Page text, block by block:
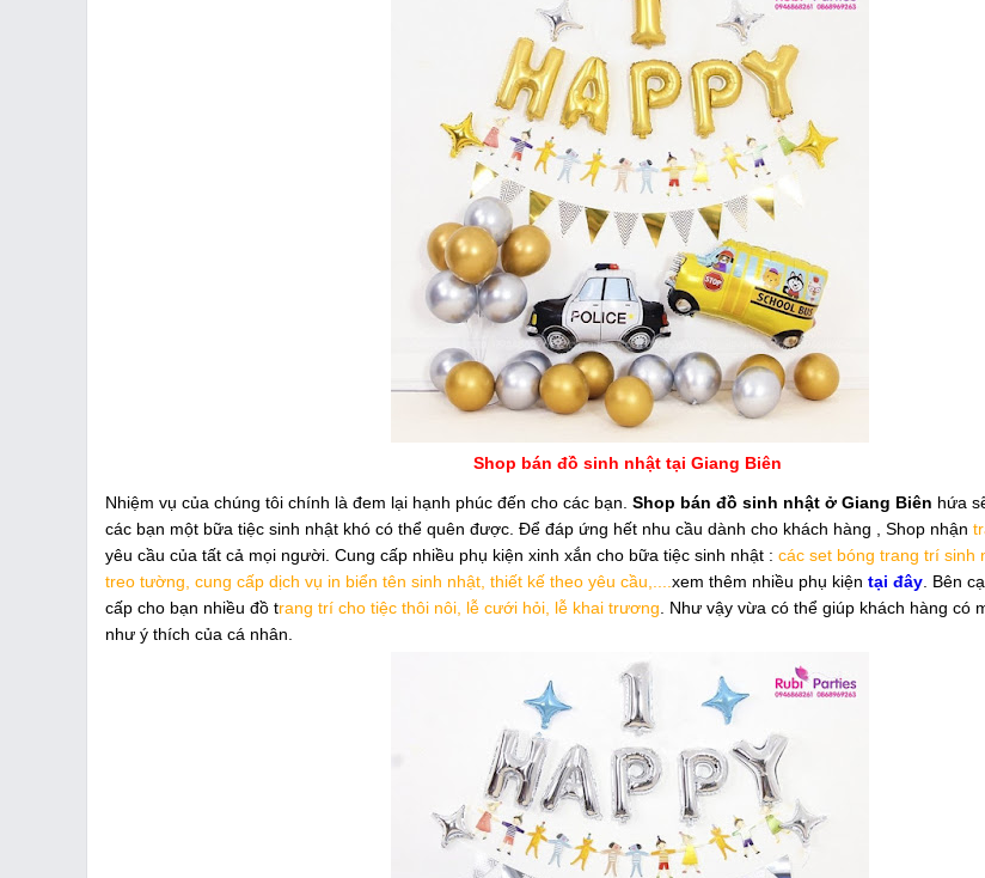
Shop bán đồ sinh nhật tại Giang Biên
Nhiệm vụ của chúng tôi chính là đem lại hạnh phúc đến cho các bạn. Shop bán đồ sinh nhật ở Giang Biên hứa
các bạn một bữa tiệc sinh nhật khó có thể quên được. Để đáp ứng hết nhu cầu dành cho khách hàng , Shop nhận
yêu cầu của tất cả mọi người. Cung cấp nhiều phụ kiện xinh xắn cho bữa tiệc sinh nhật : các set bóng trang trí sinh
treo tường, cung cấp dịch vụ in biển tên sinh nhật, thiết kế theo yêu cầu,.... xem thêm nhiều phụ kiện tại đây . Bên
cấp cho bạn nhiều đồ trang trí cho tiệc thôi nôi, lễ cưới hỏi, lễ khai trương . Như vậy vừa có thể giúp khách hàng có
như ý thích của cá nhân.